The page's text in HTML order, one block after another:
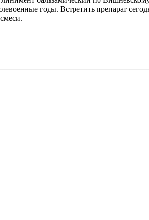
годы. Встретить препарат